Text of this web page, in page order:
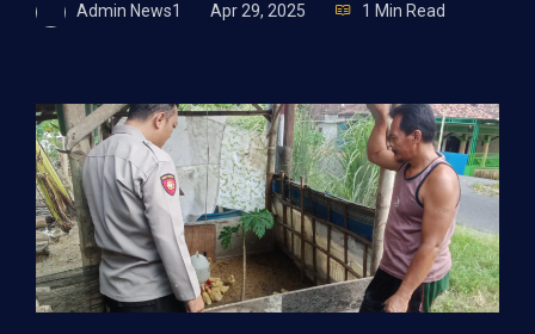
Admin News1 Apr 29, 2025 1 Min Read